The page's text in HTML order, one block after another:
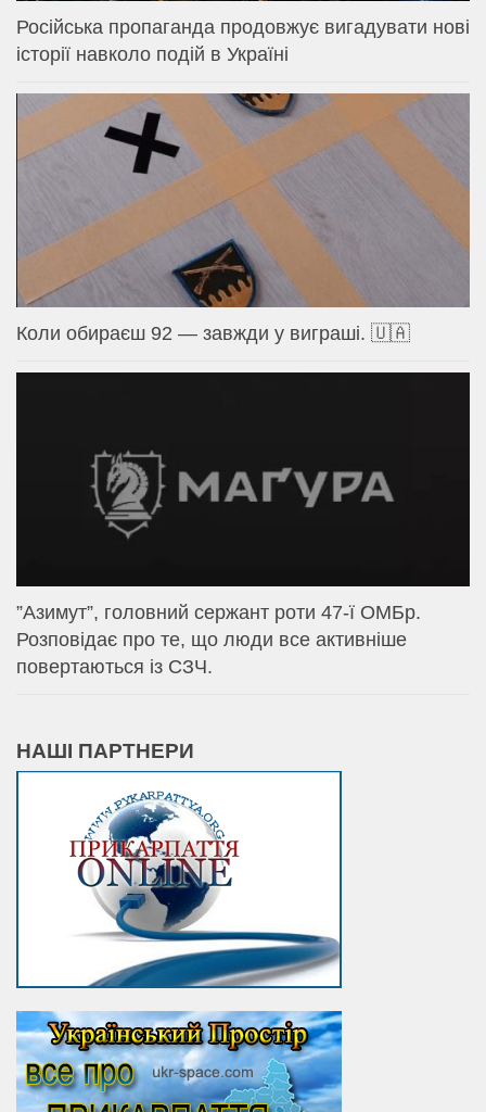
Російська пропаганда продовжує вигадувати нові
історії навколо подій в Україні
Коли обираєш 92 — завжди у виграші. 🇺🇦
⁨”Азимут”, головний сержант роти 47-ї ОМБр.
Розповідає про те, що люди все активніше
повертаються із СЗЧ.
НАШІ ПАРТНЕРИ